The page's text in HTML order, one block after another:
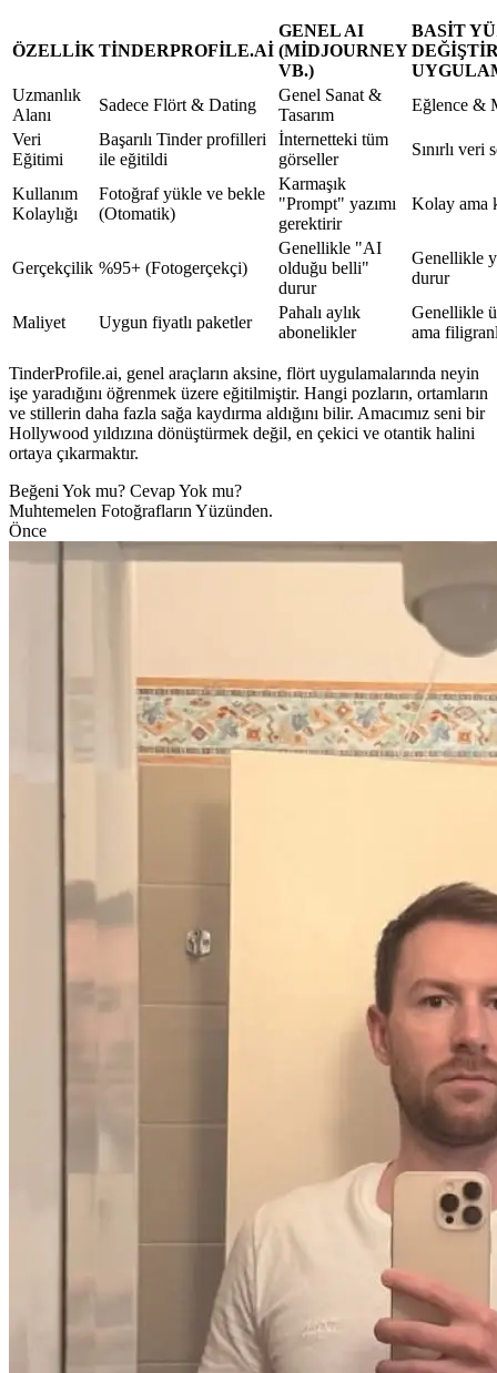
ÖZELLIK TINDERPROFILE.AI
GENEL AI
(MIDJOURNEY
VB.)
BASIT
Uzmanlık
Alanı
Sadece Flört & Dating
Genel Sanat &
Tasarım
Eğlence &
Veri
Eğitimi
Başarılı Tinder profilleri
ile eğitildi
İnternetteki tüm
görseller
Sınırlı veri
Kullanım
Kolaylığı
Fotoğraf yükle ve bekle
(Otomatik)
Karmaşık
"Prompt" yazımı
gerektirir
Kolay ama
Gerçekçilik %95+ (Fotogerçekçi)
Genellikle "AI
olduğu belli"
durur
Genellikle
durur
Maliyet Uygun fiyatlı paketler
Pahalı aylık
abonelikler
Genellikle
ama
TinderProfile.ai, genel araçların aksine, flört uygulamalarında neyin
işe yaradığını öğrenmek üzere eğitilmiştir. Hangi pozların, ortamların
ve stillerin daha fazla sağa kaydırma aldığını bilir. Amacımız seni bir
Hollywood yıldızına dönüştürmek değil, en çekici ve otantik halini
ortaya çıkarmaktır.
Beğeni Yok mu? Cevap Yok mu?
Muhtemelen Fotoğrafların Yüzünden.
Önce